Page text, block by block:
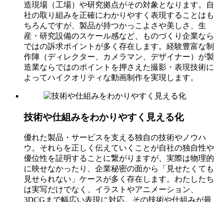
造現場（工場）や研究拠点がその対象となります。自
社の取り組みを正確にわかりやすく表現することはも
ちろんですが、製品が持つかっこよさや美しさ、生
産・研究設備のスケール感など、ものづくり企業なら
ではの訴求ポイントが多く存在します。経験豊富な制
作陣（ディレクター、カメラマン、デザイナー）が製
造業ならではのポイントを押さえた撮影・表現技術に
よってハイクオリティな動画制作を実現します。
技術や仕組みをわかりやすく見える化
優れた製品・サービスを支える独自の技術やノウハ
ウ。それらを正しく伝えていくことが自社の独自性や
優位性を証明することに繋がりますが、実際は物理的
に映せなかったり、企業秘密の面から「見せたくても
見せられない」ケースが多く存在します。わたしたち
は実写だけでなく、イラストやアニメーション、
3DCGまで幅広い表現に対応。その技術や仕組みが最